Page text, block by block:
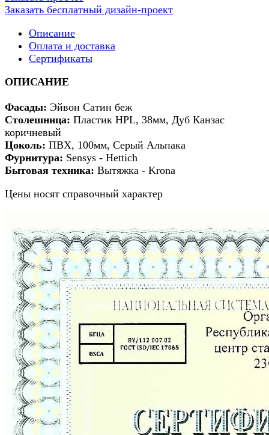
Заказать бесплатный дизайн-проект
Описание
Оплата и доставка
Сертификаты
ОПИСАНИЕ
Фасады: Эйвон Сатин беж
Столешница: Пластик HPL, 38мм, Дуб Канзас
коричневый
Цоколь: ПВХ, 100мм, Серый Альпака
Фурнитура: Sensys - Hettich
Бытовая техника: Вытяжка - Krona
Цены носят справочный характер